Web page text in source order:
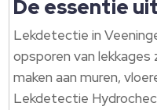
De essentie
Lekdetectie in
opsporen van
maken aan muren,
Lekdetectie